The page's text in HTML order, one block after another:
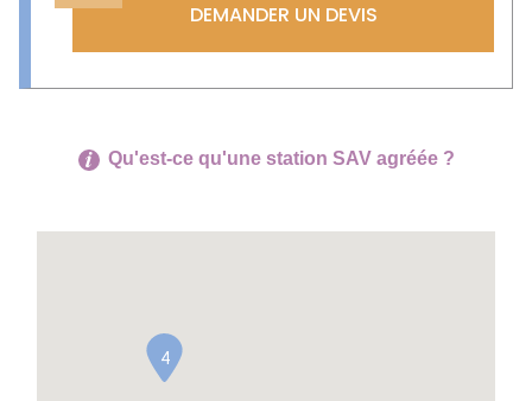
DEMANDER UN DEVIS
Qu'est-ce qu'une station SAV agréée ?
4